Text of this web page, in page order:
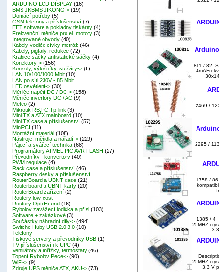
ARDUINO LCD DISPLAY (16)
BMS JKBMS JIKONG-> (19)
Domácí potřeby (5)
GSM telefony a příslušenství (7)
EET software a pokladny tiskárny (4)
Frekvenční měniče pro el. motory (3)
Integrované obvody (40)
Kabely vodiče cívky metráž (46)
Kabely, pigtaily, redukce (72)
Krabice sáčky antistatické sáčky (4)
Konektory-> (156)
Konzoly, výložníky, stožáry-> (6)
LAN 10/100/1000 Mbit (10)
LAN po síti 230V - 85 Mbit
LED osvětlení-> (30)
Měniče napětí DC / DC-> (158)
Měniče invertory DC / AC (9)
Meteo (2)
Mikrotik RB,PC,Tp-link (3)
MiniITX a ATX mainboard (10)
MiniITX case a příslušenství (57)
MiniPCI (11)
Montážní materiál (108)
Nástroje, měřidla a nářadí-> (229)
Pájecí a svářecí technika (68)
Programátory ATMEL PIC AVR FLASH (27)
Převodníky - konvertory (40)
PWM regulace (4)
Rack case a příslušenství (46)
Raspberry desky a příslušenství
RouterBoard a UBNT case (21)
Routerboard a UBNT karty (20)
RouterBoard zařízení (2)
Routery low-cost
Routery Opti Hi-end (16)
Rybolov zavážecí lodička a přísl (103)
Software + zakázkové (3)
Součástky náhradní díly-> (494)
Switche Huby USB 2.0 3.0 (10)
Telefony
Tiskové servery a převodníky USB (1)
TV příslušenství i k UPC (4)
Ventilátory a mřížky, termostaty (46)
Topení Rybolov Pece-> (90)
WiFi-> (9)
Zdroje UPS měniče ATX, AKU-> (73)
811 / 82
2469 /
2295 /
1758 / 86
1385 / 4
25MHZ
25MHZ
3.3 V